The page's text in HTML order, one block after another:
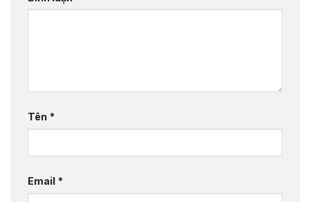
Tên *
Email *